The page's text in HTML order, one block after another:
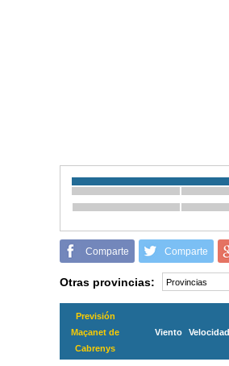
Comparte Comparte
Otras provincias:
Previsión
Maçanet de
Cabrenys
Viento Velocidad